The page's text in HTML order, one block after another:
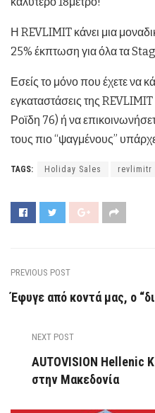
Η REVLIMIT κάνει μια
25% έκπτωση για όλα τα
Εσείς το μόνο που έχετε να
εγκαταστάσεις της
Ροϊδη 76) ή να
τους πιο “ψαγμένους”
TAGS: Holiday Sales revlimitr
PREVIOUS POST
Έφυγε από κοντά μας, ο
NEXT POST
AUTOVISION Hellenic
στην Μακεδονία